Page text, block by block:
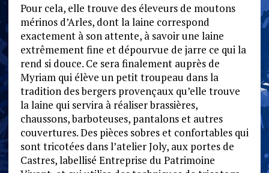
Pour cela, elle trouve des éleveurs de moutons
mérinos d’Arles, dont la laine correspond
exactement à son attente, à savoir une laine
extrêmement fine et dépourvue de jarre ce qui la
rend si douce. Ce sera finalement auprès de
Myriam qui élève un petit troupeau dans la
tradition des bergers provençaux qu’elle trouve
la laine qui servira à réaliser brassières,
chaussons, barboteuses, pantalons et autres
couvertures. Des pièces sobres et confortables qui
sont tricotées dans l’atelier Joly, aux portes de
Castres, labellisé Entreprise du Patrimoine